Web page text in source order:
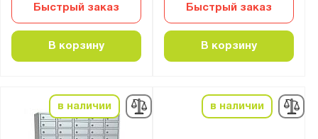
Быстрый заказ
В корзину
Быстрый заказ
В корзину
в наличии в наличии
Формат документов:
A5
Тип замка: